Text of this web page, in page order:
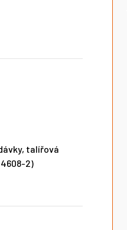
talířová
2)